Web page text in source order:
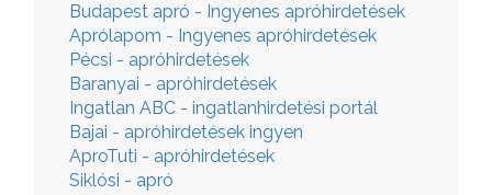
Budapest apró - Ingyenes apróhirdetések
Aprólapom - Ingyenes apróhirdetések
Pécsi - apróhirdetések
Baranyai - apróhirdetések
Ingatlan ABC - ingatlanhirdetési portál
Bajai - apróhirdetések ingyen
AproTuti - apróhirdetések
Siklósi - apró